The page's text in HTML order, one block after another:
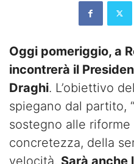
Oggi pomeriggio, a
incontrerà il
Draghi. L’obiettivo
spiegano dal partito,
sostegno alle
concretezza, della
velocità. Sarà anche